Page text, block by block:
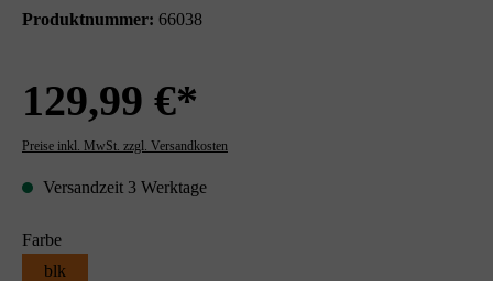
Produktnummer: 66038
129,99 €*
Preise inkl. MwSt. zzgl. Versandkosten
Versandzeit 3 Werktage
Farbe
blk